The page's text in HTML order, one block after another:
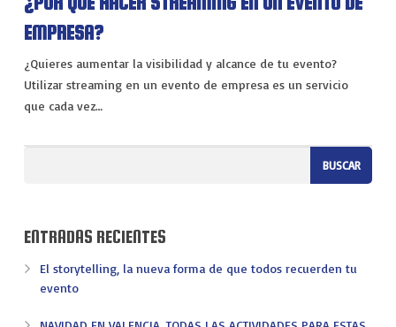
EXPERIENCIAS
EMPRESA?
¿Quieres aumentar la visibilidad y alcance de tu evento?
Utilizar streaming en un evento de empresa es un servicio
que cada vez…
ENTRADAS RECIENTES
El storytelling, la nueva forma de que todos recuerden tu
evento